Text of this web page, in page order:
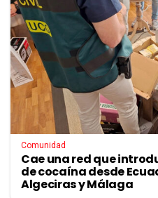
Comunidad
Cae una red que
de cocaína desde
Algeciras y Málaga